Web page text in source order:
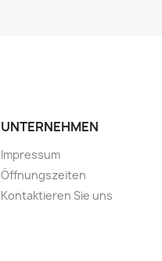
UNTERNEHMEN
Impressum
Öffnungszeiten
Kontaktieren Sie uns